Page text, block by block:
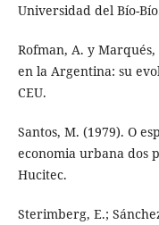
Universidad del Bío-
Rofman, A. y
en la Argentina: su
CEU.
Santos, M. (1979). O
economia urbana dos
Hucitec.
Sterimberg, E.;